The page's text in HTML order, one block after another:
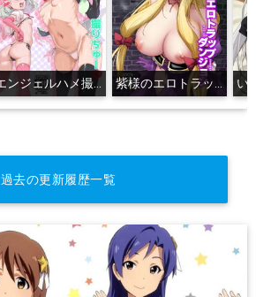
エンジェルハメ撮りちゅー 紫様のエロトラップダンジョン
過去の更新履歴一覧